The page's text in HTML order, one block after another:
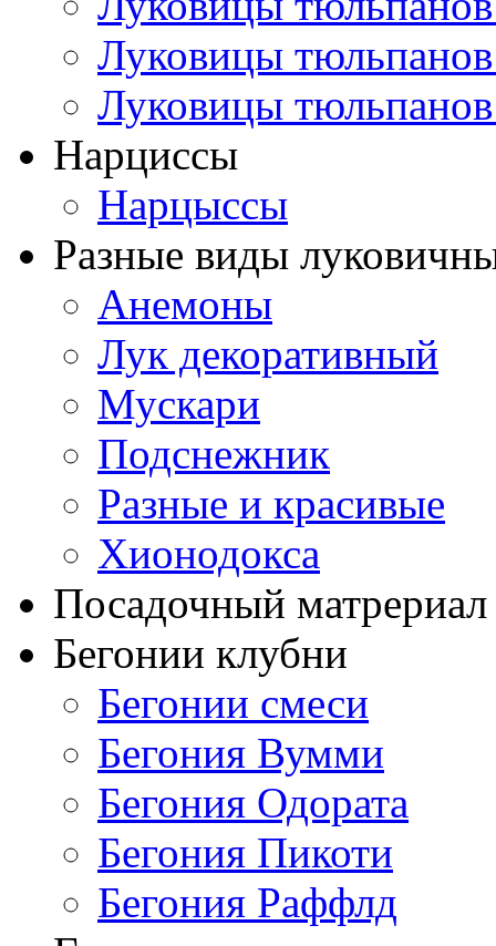
Луковицы
Луковицы
Нарциссы
Нарцыссы
Разные виды
Анемоны
Лук декоративный
Мускари
Подснежник
Разные и красивые
Хионодокса
Посадочный матрериал
Бегонии клубни
Бегонии смеси
Бегония Вумми
Бегония Одората
Бегония Пикоти
Бегония Раффлд